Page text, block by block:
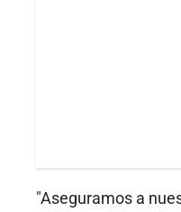
"Aseguramos a